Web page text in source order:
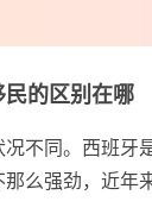
的区别在哪
不同。西班牙
么强劲，近年